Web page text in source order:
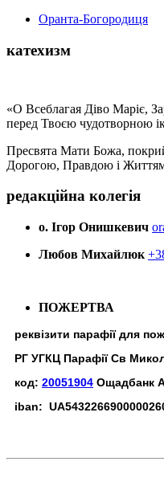
Оранта-Богородиця
катехизм
«О Всеблагая Діво Маріє,
перед Твоєю чудотворною
Пресвята Мати Божа, покрий
Дорогою, Правдою і
редакційна колегія
о. Ігор Онишкевич
Любов Михайлюк
ПОЖЕРТВА
реквізити парафії для
РГ УГКЦ Парафії Св
код: 20051904 Ощадбанк
iban: